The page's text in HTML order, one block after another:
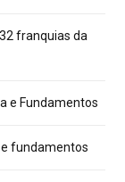
franquias da
e Fundamentos
e fundamentos